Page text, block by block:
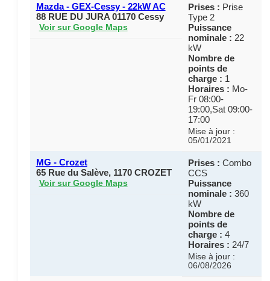
Mazda - GEX-Cessy - 22kW AC
88 RUE DU JURA 01170 Cessy
Voir sur Google Maps
Prises : Prise
Type 2
Puissance
nominale : 22
kW
Nombre de
points de
charge : 1
Horaires : Mo-
Fr 08:00-
19:00,Sat 09:00-
17:00
Mise à jour :
05/01/2021
MG - Crozet
65 Rue du Salève, 1170 CROZET
Voir sur Google Maps
Prises : Combo
CCS
Puissance
nominale : 360
kW
Nombre de
points de
charge : 4
Horaires : 24/7
Mise à jour :
06/08/2026